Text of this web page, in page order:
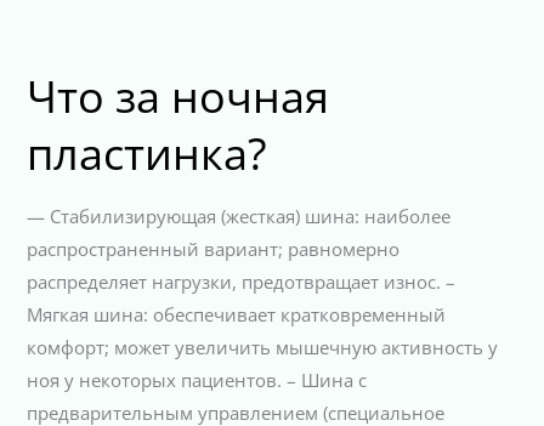
Что за ночная
пластинка?
— Стабилизирующая (жесткая) шина: наиболее
распространенный вариант; равномерно
распределяет нагрузки, предотвращает износ. –
Мягкая шина: обеспечивает кратковременный
комфорт; может увеличить мышечную активность у
ноя у некоторых пациентов. – Шина с
предварительным управлением (специальное